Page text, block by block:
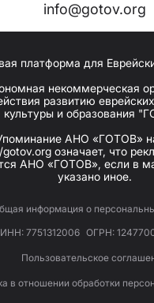
info@gotov.org
платформа для
некоммерческая
развитию
культуры и образования
АНО «ГОТОВ»
означает, что
АНО «ГОТОВ», если в
указано иное.
информация о
ИНН: 7751312006 ОГРН:
Пользовательское
в отношении обработки